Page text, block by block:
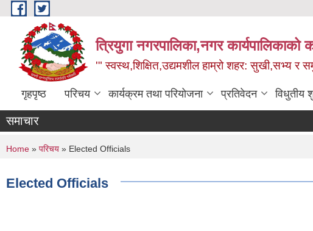
Skip to main content
त्रियुगा नगरपालिका,नगर कार्यपालिकाको
'" स्वस्थ,शिक्षित,उद्यमशील हाम्रो शहर: सुखी,सभ्य र
गृहपृष्ठ परिचय कार्यक्रम तथा परियोजना प्रतिवेदन विधुतीय
समाचार
You are here
Home » परिचय » Elected Officials
Elected Officials